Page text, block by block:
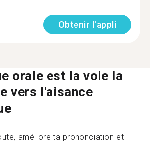
Obtenir l'appli
orale est la voie la
vers l'aisance
améliore ta prononciation et